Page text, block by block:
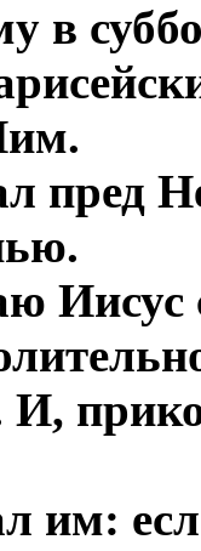
в
пред
Иисус
им: